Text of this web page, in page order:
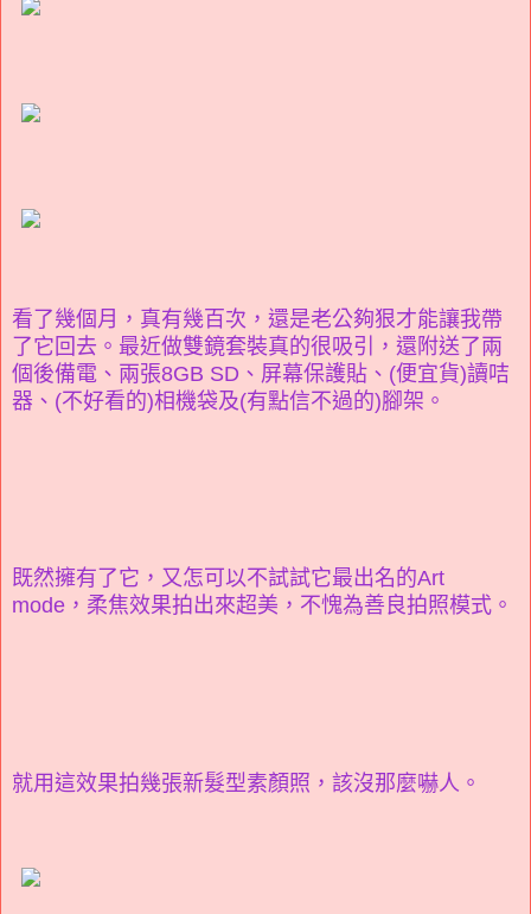
看了幾個月，真有幾百次，還是老公夠狠才能讓我帶
了它回去。最近做雙鏡套裝真的很吸引，還附送了兩
個後備電、兩張8GB SD、屏幕保護貼、(便宜貨)讀咭
器、(不好看的)相機袋及(有點信不過的)腳架。
既然擁有了它，又怎可以不試試它最出名的Art
mode，柔焦效果拍出來超美，不愧為善良拍照模式。
就用這效果拍幾張新髮型素顏照，該沒那麼嚇人。